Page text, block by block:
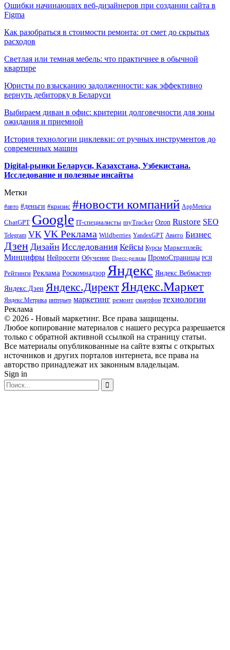
Ошибки начинающих веб-дизайнеров при создании сайта в
Figma
Как разобраться в стоимости ремонта: от смет до скрытых
расходов
Светлая или темная мебель: что практичнее в обычной
квартире
Юристы по взысканию задолженности: как эффективно
вернуть дебиторку в Беларуси
Выбираем диван в офис: критерии долговечности для зоны
ожидания и приемной
История технологии циклевки: от ручных инструментов до
современных машин
Digital-рынки Беларуси, Казахстана, Узбекистана.
Исследование и полезные инсайты
Метки
#авто #деньги #кризис #новости компаний AppMetrica
ChatGPT Google IT-специалисты myTracker Ozon Rustore SEO
Telegram VK VK Реклама Wildberries YandexGPT Авито Бизнес
Дзен Дизайн Исследования Кейсы Курсы Маркетплейс
Минцифры Нейросети Обучение Пресс-релизы ПромоСтраницы РСЯ
Рейтинги Реклама Роскомнадзор Яндекс Яндекс.Вебмастер
Яндекс.Дзен Яндекс.ДиректЯндекс.Маркет
Яндекс.Метрика интерьер маркетинг ремонт смартфон технологии
Реклама
© 2026 - Новый маркетинг. Все права защищены.
Любое копирование материалов с нашего ресурса разрешается
только с обратной активной ссылкой на страницу статьи.
Все материалы опубликованные на сайте взяты с открытых
источников и других порталов интернета, все права на
авторство принадлежат их законным владельцам.
Sign in